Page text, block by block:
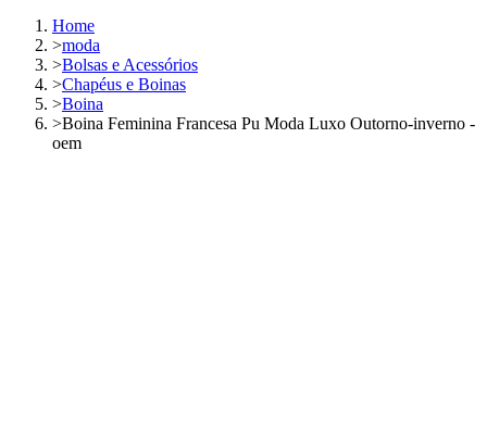
Home
>moda
>Bolsas e Acessórios
>Chapéus e Boinas
>Boina
>Boina Feminina Francesa Pu Moda Luxo Outorno-inverno -
oem